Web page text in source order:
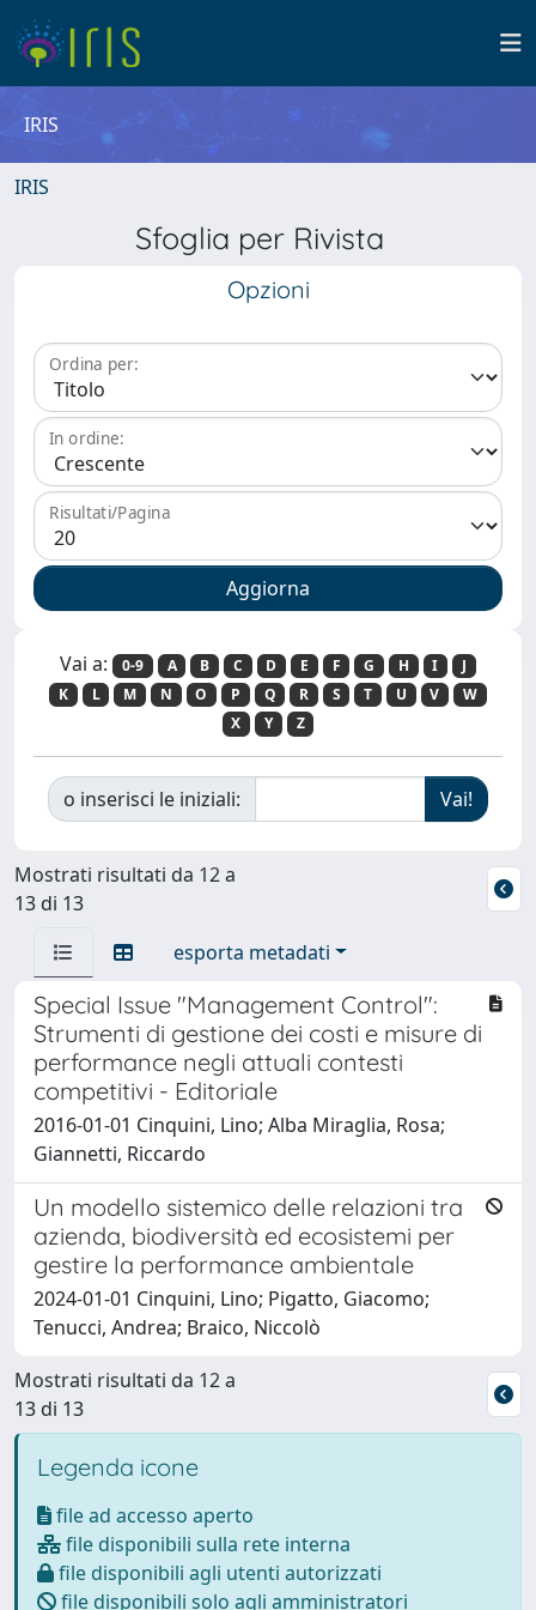
IRIS
IRIS
Sfoglia per Rivista
Opzioni
Ordina per:
In ordine:
Risultati/Pagina
Vai a: 0-9 A B C D E F G H I
J
K
L M N O P Q R S T U V
W
X
Y Z
o inserisci le iniziali:
Mostrati risultati da 12 a
13 di 13
esporta metadati
Special Issue "Management Control":
Strumenti di gestione dei costi e misure di
performance negli attuali contesti
competitivi - Editoriale
2016-01-01 Cinquini, Lino; Alba Miraglia, Rosa;
Giannetti, Riccardo
Un modello sistemico delle relazioni tra
azienda, biodiversità ed ecosistemi per
gestire la performance ambientale
2024-01-01 Cinquini, Lino; Pigatto, Giacomo;
Tenucci, Andrea; Braico, Niccolò
Mostrati risultati da 12 a
13 di 13
Legenda icone
file ad accesso aperto
file disponibili sulla rete interna
file disponibili agli utenti autorizzati
file disponibili solo agli amministratori